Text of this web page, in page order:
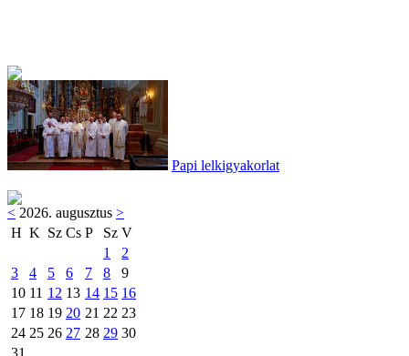
Papi lelkigyakorlat
< 2026. augusztus >
H K Sz Cs P Sz V
1
2
3
4 5 6 7 8
9
10 11 12 13 14 15 16
17 18 19 20 21 22 23
24 25 26 27 28 29 30
31